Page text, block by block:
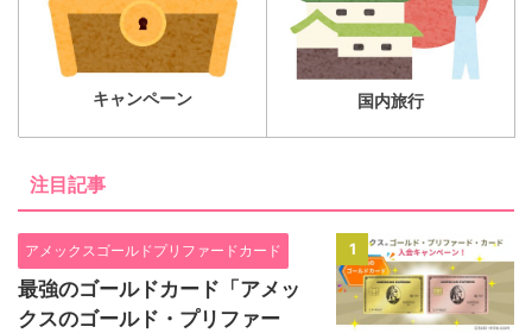
キャンペーン 国内旅行
注目記事
1
アメックスゴールドプリファードカード
最強のゴールドカード「アメッ
クスのゴールド・プリファー